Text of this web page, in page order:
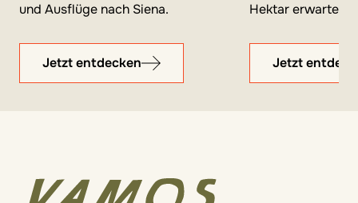
und Ausflüge nach Siena.
Jetzt entdecken
Hektar erwarten
Jetzt